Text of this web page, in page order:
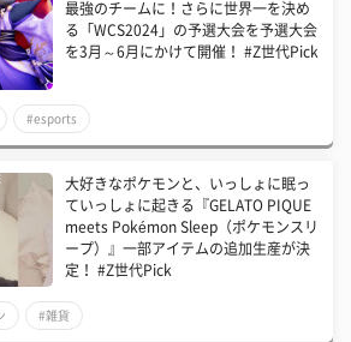
最強のチームに！さらに世界一を決め
る「WCS2024」の予選大会を予選大会
を3月～6月にかけて開催！ #Z世代Pick
#esports
大好きなポケモンと、いっしょに眠っ
ていっしょに起きる『GELATO PIQUE
meets Pokémon Sleep（ポケモンスリ
ープ）』一部アイテムの追加生産が決
定！ #Z世代Pick
#雑貨